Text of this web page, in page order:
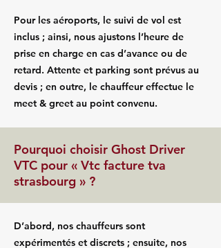
Pour les aéroports, le suivi de vol est
inclus ; ainsi, nous ajustons l’heure de
prise en charge en cas d’avance ou de
retard. Attente et parking sont prévus au
devis ; en outre, le chauffeur effectue le
meet & greet au point convenu.
Pourquoi choisir Ghost Driver
VTC pour « Vtc facture tva
strasbourg » ?
D’abord, nos chauffeurs sont
expérimentés et discrets ; ensuite, nos